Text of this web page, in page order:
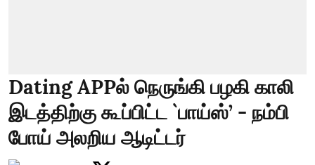
Dating APPல் நெருங்கி பழகி காலி
இடத்திற்கு கூப்பிட்ட `பாய்ஸ்’ - நம்பி
போய் அலறிய ஆடிட்டர்